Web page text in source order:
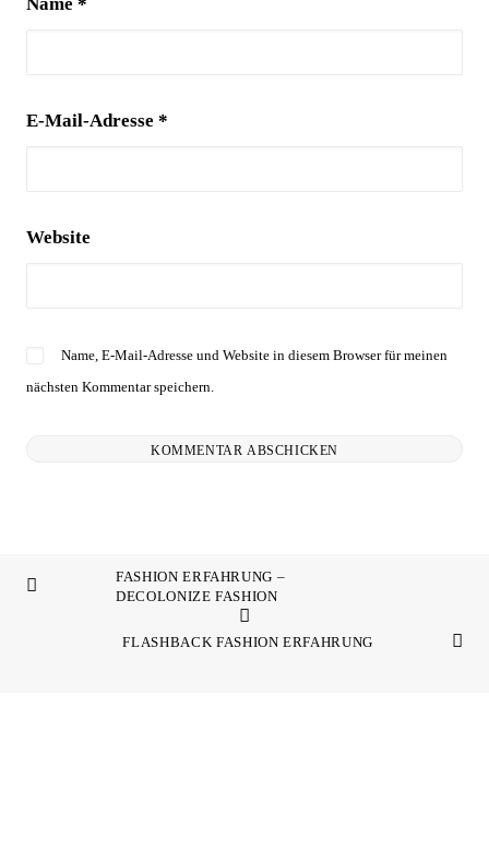
E-Mail-Adresse *
Website
Name, E-Mail-Adresse und Website in diesem Browser für meinen
nächsten Kommentar speichern.
FASHION ERFAHRUNG –
DECOLONIZE FASHION
FLASHBACK FASHION ERFAHRUNG